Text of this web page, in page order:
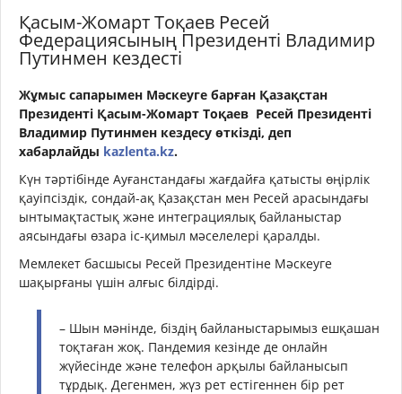
Қасым-Жомарт Тоқаев Ресей
Федерациясының Президенті Владимир
Путинмен кездесті
Жұмыс сапарымен Мәскеуге барған Қазақстан
Президенті Қасым-Жомарт Тоқаев Ресей Президенті
Владимир Путинмен кездесу өткізді, деп
хабарлайды kazlenta.kz.
Күн тәртібінде Ауғанстандағы жағдайға қатысты өңірлік
қауіпсіздік, сондай-ақ Қазақстан мен Ресей арасындағы
ынтымақтастық және интеграциялық байланыстар
аясындағы өзара іс-қимыл мәселелері қаралды.
Мемлекет басшысы Ресей Президентіне Мәскеуге
шақырғаны үшін алғыс білдірді.
– Шын мәнінде, біздің байланыстарымыз ешқашан
тоқтаған жоқ. Пандемия кезінде де онлайн
жүйесінде және телефон арқылы байланысып
тұрдық. Дегенмен, жүз рет естігеннен бір рет